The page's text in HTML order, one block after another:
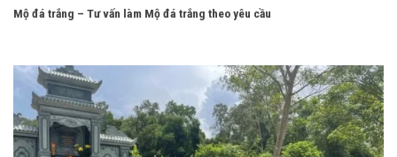
Mộ đá trắng – Tư vấn làm Mộ đá trắng theo yêu cầu